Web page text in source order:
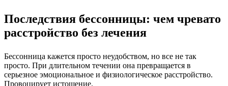
Последствия бессонницы: чем чревато
расстройство без лечения
Бессонница кажется просто неудобством, но все не так
просто. При длительном течении она превращается в
серьезное эмоциональное и физиологическое расстройство.
Провоцирует истощение.